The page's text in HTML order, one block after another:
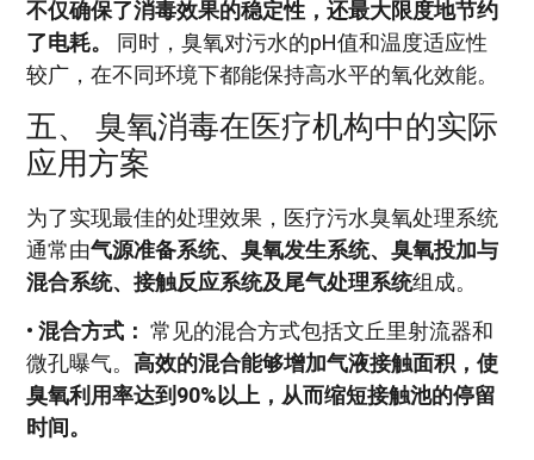
不仅确保了消毒效果的稳定性，还最大限度地节约
了电耗。
同时，臭氧对污水的pH值和温度适应性
较广，在不同环境下都能保持高水平的氧化效能。
五、 臭氧消毒在医疗机构中的实际
应用方案
为了实现最佳的处理效果，医疗污水臭氧处理系统
通常由气源准备系统、臭氧发生系统、臭氧投加与
混合系统、接触反应系统及尾气处理系统组成。
• 混合方式： 常见的混合方式包括文丘里射流器和
微孔曝气。 高效的混合能够增加气液接触面积，使
臭氧利用率达到90%以上，从而缩短接触池的停留
时间。